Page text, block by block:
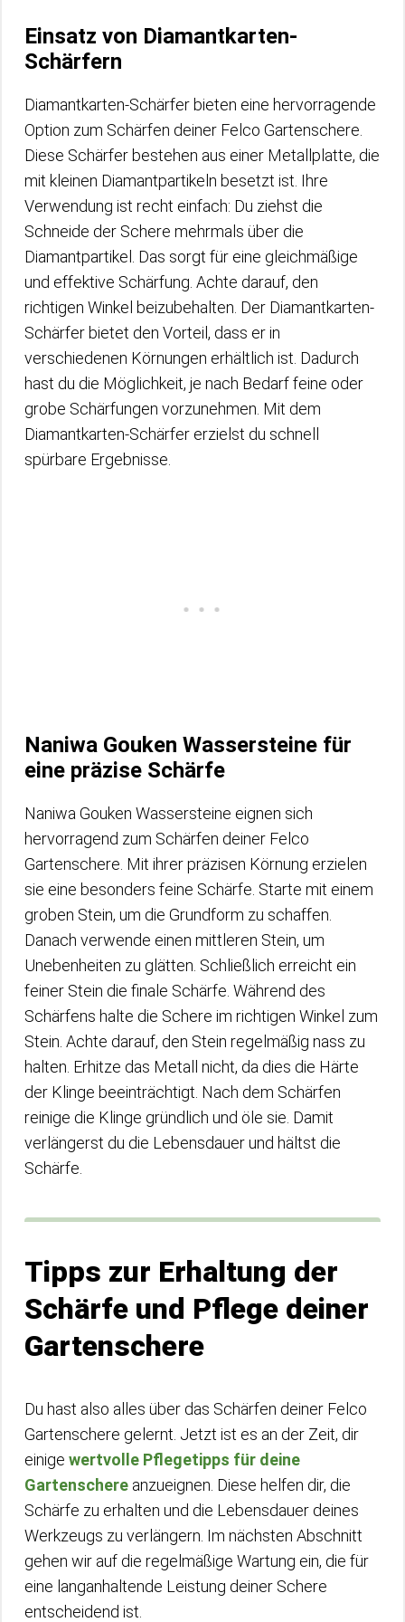
Einsatz von Diamantkarten-
Schärfern
Diamantkarten-Schärfer bieten eine hervorragende
Option zum Schärfen deiner Felco Gartenschere.
Diese Schärfer bestehen aus einer Metallplatte, die
mit kleinen Diamantpartikeln besetzt ist. Ihre
Verwendung ist recht einfach: Du ziehst die
Schneide der Schere mehrmals über die
Diamantpartikel. Das sorgt für eine gleichmäßige
und effektive Schärfung. Achte darauf, den
richtigen Winkel beizubehalten. Der Diamantkarten-
Schärfer bietet den Vorteil, dass er in
verschiedenen Körnungen erhältlich ist. Dadurch
hast du die Möglichkeit, je nach Bedarf feine oder
grobe Schärfungen vorzunehmen. Mit dem
Diamantkarten-Schärfer erzielst du schnell
spürbare Ergebnisse.
Naniwa Gouken Wassersteine für
eine präzise Schärfe
Naniwa Gouken Wassersteine eignen sich
hervorragend zum Schärfen deiner Felco
Gartenschere. Mit ihrer präzisen Körnung erzielen
sie eine besonders feine Schärfe. Starte mit einem
groben Stein, um die Grundform zu schaffen.
Danach verwende einen mittleren Stein, um
Unebenheiten zu glätten. Schließlich erreicht ein
feiner Stein die finale Schärfe. Während des
Schärfens halte die Schere im richtigen Winkel zum
Stein. Achte darauf, den Stein regelmäßig nass zu
halten. Erhitze das Metall nicht, da dies die Härte
der Klinge beeinträchtigt. Nach dem Schärfen
reinige die Klinge gründlich und öle sie. Damit
verlängerst du die Lebensdauer und hältst die
Schärfe.
Tipps zur Erhaltung der
Schärfe und Pflege deiner
Gartenschere
Du hast also alles über das Schärfen deiner Felco
Gartenschere gelernt. Jetzt ist es an der Zeit, dir
einige wertvolle Pflegetipps für deine
Gartenschere anzueignen. Diese helfen dir, die
Schärfe zu erhalten und die Lebensdauer deines
Werkzeugs zu verlängern. Im nächsten Abschnitt
gehen wir auf die regelmäßige Wartung ein, die für
eine langanhaltende Leistung deiner Schere
entscheidend ist.